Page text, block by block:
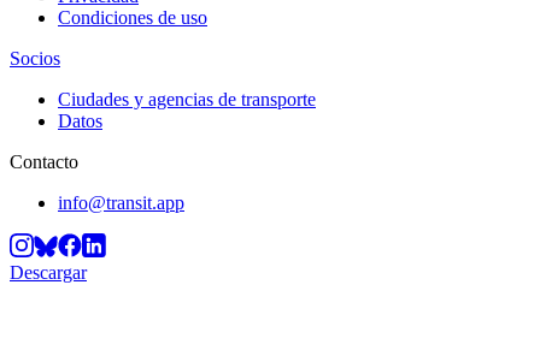
Condiciones de uso
Socios
Ciudades y agencias de transporte
Datos
Contacto
info@transit.app
Descargar